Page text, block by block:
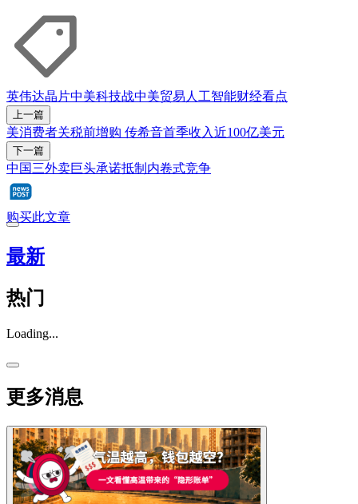
英伟达晶片中美科技战中美贸易人工智能财经看点
上一篇
美消费者关税前增购 传希音首季收入近100亿美元
下一篇
中国三外卖巨头承诺抵制内卷式竞争
购买此文章
最新
热门
Loading...
更多消息